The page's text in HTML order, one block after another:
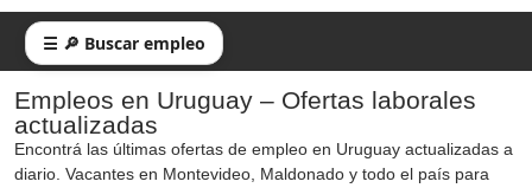
☰ 🔎 Buscar empleo
Empleos en Uruguay – Ofertas laborales
actualizadas
Encontrá las últimas ofertas de empleo en Uruguay actualizadas a
diario. Vacantes en Montevideo, Maldonado y todo el país para